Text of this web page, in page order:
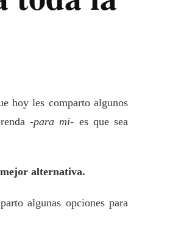
hoy les comparto algunos
-para mi- es que sea
alternativa.
algunas opciones para